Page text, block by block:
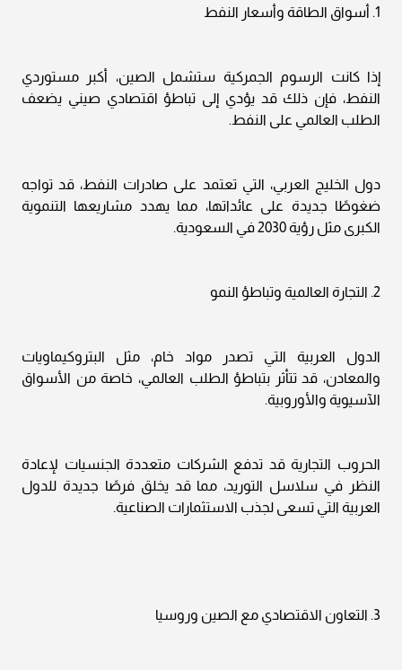
1. أسواق الطاقة وأسعار النفط
إذا كانت الرسوم الجمركية ستشمل الصين، أكبر مستوردي
النفط، فإن ذلك قد يؤدي إلى تباطؤ اقتصادي صيني يضعف
الطلب العالمي على النفط.
دول الخليج العربي، التي تعتمد على صادرات النفط، قد تواجه
ضغوطًا جديدة على عائداتها، مما يهدد مشاريعها التنموية
الكبرى مثل رؤية 2030 في السعودية.
2. التجارة العالمية وتباطؤ النمو
الدول العربية التي تصدر مواد خام، مثل البتروكيماويات
والمعادن، قد تتأثر بتباطؤ الطلب العالمي، خاصة من الأسواق
الآسيوية والأوروبية.
الحروب التجارية قد تدفع الشركات متعددة الجنسيات لإعادة
النظر في سلاسل التوريد، مما قد يخلق فرصًا جديدة للدول
العربية التي تسعى لجذب الاستثمارات الصناعية.
3. التعاون الاقتصادي مع الصين وروسيا